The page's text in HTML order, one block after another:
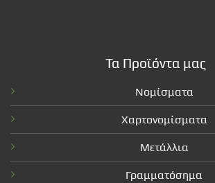
Τα Προϊόντα μας
Νομίσματα
Χαρτονομίσματα
Μετάλλια
Γραμματόσημα